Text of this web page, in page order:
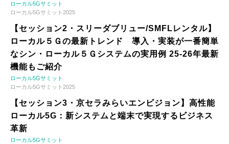
ローカル5Gサミット
ローカル5Gサミット2025
【セッション2・スリーダブリュー/SMFLレンタル】
ローカル５Ｇの最新トレンド 導入・実装が一番簡単
なシン・ローカル５Ｇシステムの実用例 25-26年最新
機能もご紹介
ローカル5Gサミット
ローカル5Gサミット2025
【セッション3・京セラみらいエンビジョン】高性能
ローカル5G：新システムと端末で実現するビジネス
革新
ローカル5Gサミット